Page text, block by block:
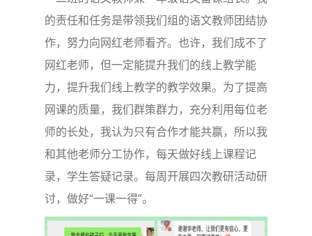
的责任和任务是带领我们组的语文教师团结协
作，努力向网红老师看齐。也许，我们成不了
网红老师，但一定能提升我们的线上教学能
力，提升我们线上教学的教学效果。为了提高
网课的质量，我们群策群力，充分利用每位老
师的长处，我认为只有合作才能共赢，所以我
和其他老师分工协作，每天做好线上课程记
录，学生答疑记录。每周开展四次教研活动研
讨，做好“一课一得”。